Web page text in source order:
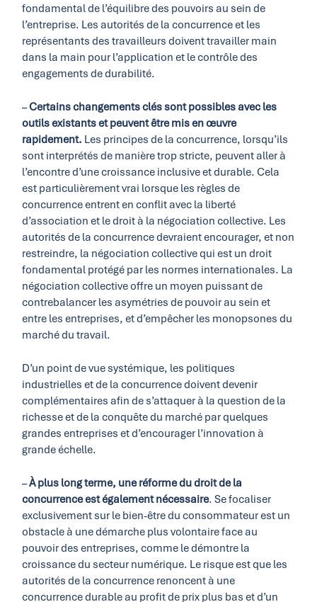
fondamental de l’équilibre des pouvoirs au sein de
l’entreprise. Les autorités de la concurrence et les
représentants des travailleurs doivent travailler main
dans la main pour l’application et le contrôle des
engagements de durabilité.
–Certains changements clés sont possibles avec les
outils existants et peuvent être mis en œuvre
rapidement. Les principes de la concurrence, lorsqu’ils
sont interprétés de manière trop stricte, peuvent aller à
l’encontre d’une croissance inclusive et durable. Cela
est particulièrement vrai lorsque les règles de
concurrence entrent en conflit avec la liberté
d’association et le droit à la négociation collective. Les
autorités de la concurrence devraient encourager, et non
restreindre, la négociation collective qui est un droit
fondamental protégé par les normes internationales. La
négociation collective offre un moyen puissant de
contrebalancer les asymétries de pouvoir au sein et
entre les entreprises, et d’empêcher les monopsones du
marché du travail.
D’un point de vue systémique, les politiques
industrielles et de la concurrence doivent devenir
complémentaires afin de s’attaquer à la question de la
richesse et de la conquête du marché par quelques
grandes entreprises et d’encourager l’innovation à
grande échelle.
–À plus long terme, une réforme du droit de la
concurrence est également nécessaire. Se focaliser
exclusivement sur le bien-être du consommateur est un
obstacle à une démarche plus volontaire face au
pouvoir des entreprises, comme le démontre la
croissance du secteur numérique. Le risque est que les
autorités de la concurrence renoncent à une
concurrence durable au profit de prix plus bas et d’un